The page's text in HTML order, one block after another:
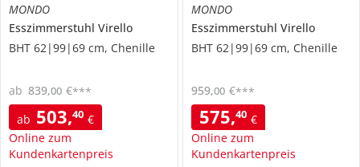
MONDO
Esszimmerstuhl Virello
BHT 62|99|69 cm, Chenille
ab 503,40 €
Online zum
Kundenkartenpreis
ab 839,00 €***
MONDO
Esszimmerstuhl Virello
BHT 62|99|69 cm, Chenille
575,40 €
Online zum
Kundenkartenpreis
959,00 €***